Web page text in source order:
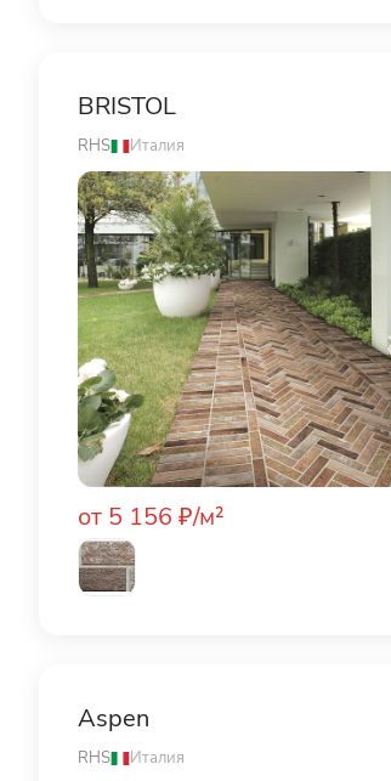
BRISTOL
RHS Италия
от 5 156 ₽/м²
Aspen
RHS Италия